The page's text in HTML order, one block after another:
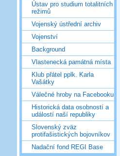
Ústav pro studium totalitních
režimů
Vojenský ústřední archiv
Vojenství
Background
Vlastenecká památná místa
Klub přátel pplk. Karla
Vašátky
Válečné hroby na Facebooku
Historická data osobností a
událostí naší republiky
Slovenský zväz
protifašistických bojovníkov
Nadační fond REGI Base